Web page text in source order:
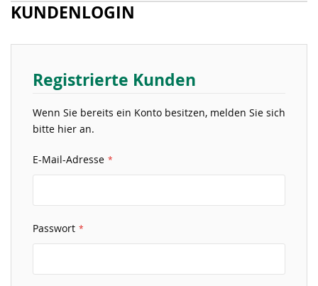
KUNDENLOGIN
Registrierte Kunden
Wenn Sie bereits ein Konto besitzen, melden Sie sich
bitte hier an.
E-Mail-Adresse
Passwort